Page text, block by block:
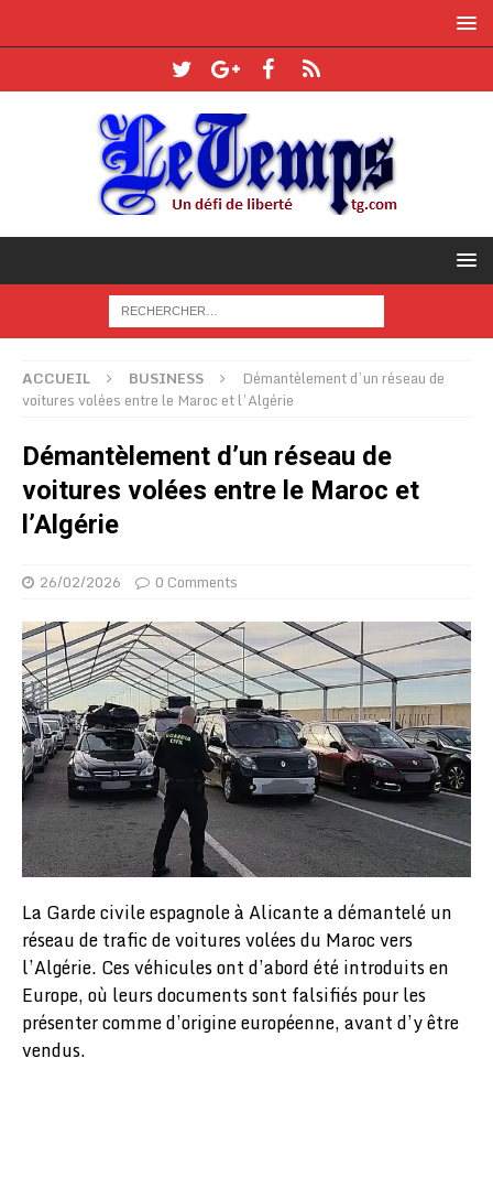
ACCUEIL BUSINESS
Démantèlement d’un réseau de
voitures volées entre le Maroc et l’Algérie
Démantèlement d’un réseau de
voitures volées entre le Maroc et
l’Algérie
26/02/2026 0 Comments
La Garde civile espagnole à Alicante a démantelé un
réseau de trafic de voitures volées du Maroc vers
l’Algérie. Ces véhicules ont d’abord été introduits en
Europe, où leurs documents sont falsifiés pour les
présenter comme d’origine européenne, avant d’y être
vendus.